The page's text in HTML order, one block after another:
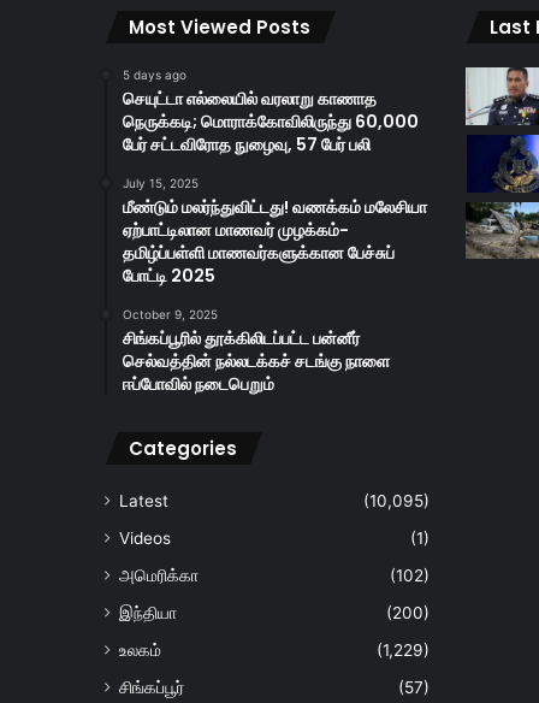
Most Viewed Posts
5 days ago
செயுட்டா எல்லையில் வரலாறு காணாத
நெருக்கடி; மொராக்கோவிலிருந்து 60,000
பேர் சட்டவிரோத நுழைவு, 57 பேர் பலி
July 15, 2025
மீண்டும் மலர்ந்துவிட்டது! வணக்கம் மலேசியா
ஏற்பாட்டிலான மாணவர் முழக்கம்-
தமிழ்ப்பள்ளி மாணவர்களுக்கான பேச்சுப்
போட்டி 2025
October 9, 2025
சிங்கப்பூரில் தூக்கிலிடப்பட்ட பன்னீர்
செல்வத்தின் நல்லடக்கச் சடங்கு நாளை
ஈப்போவில் நடைபெறும்
Categories
Latest
(10,095)
Videos
(1)
அமெரிக்கா
(102)
இந்தியா
(200)
உலகம்
(1,229)
சிங்கப்பூர்
(57)
Last